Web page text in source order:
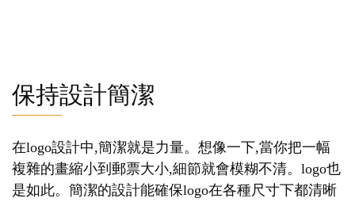
保持設計簡潔
在logo設計中,簡潔就是力量。想像一下,當你把一幅
複雜的畫縮小到郵票大小,細節就會模糊不清。logo也
是如此。簡潔的設計能確保logo在各種尺寸下都清晰